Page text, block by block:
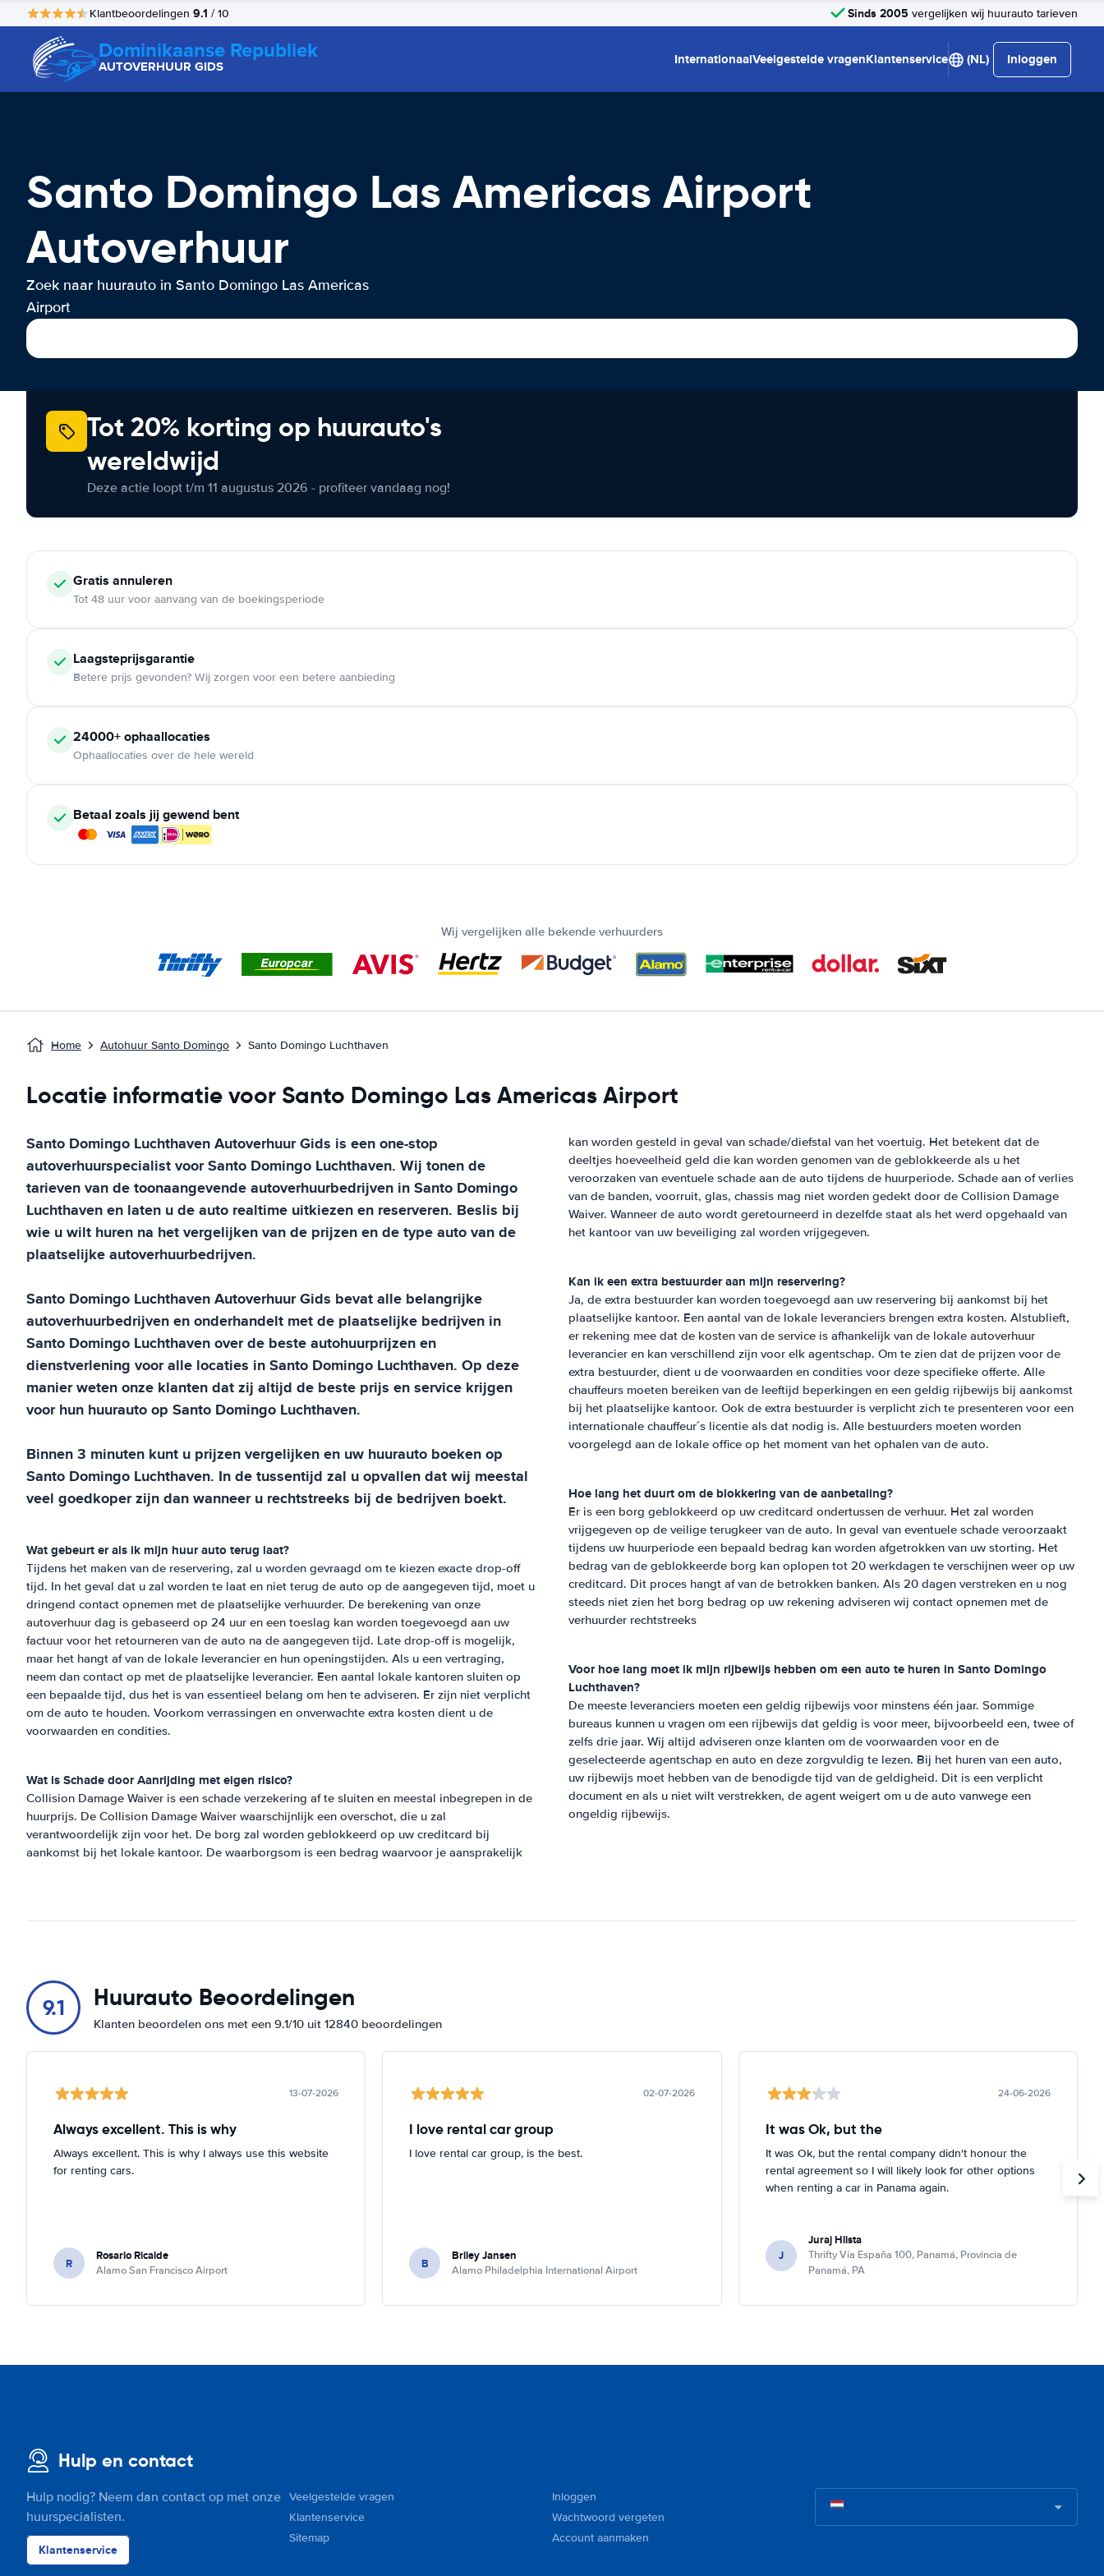
Klantbeoordelingen 9.1 / 10 Sinds 2005 vergelijken wij huurauto tarieven
Dominikaanse Republiek
AUTOVERHUUR GIDS InternationaalVeelgestelde vragenKlantenservice (NL) Inloggen
Santo Domingo Las Americas Airport
Autoverhuur
Zoek naar huurauto in Santo Domingo Las Americas
Airport
Tot 20% korting op huurauto's
wereldwijd
Deze actie loopt t/m 11 augustus 2026 - profiteer vandaag nog!
Gratis annuleren
Tot 48 uur voor aanvang van de boekingsperiode
Laagsteprijsgarantie
Betere prijs gevonden? Wij zorgen voor een betere aanbieding
24000+ ophaallocaties
Ophaallocaties over de hele wereld
Betaal zoals jij gewend bent
Wij vergelijken alle bekende verhuurders
Home Autohuur Santo Domingo Santo Domingo Luchthaven
Locatie informatie voor Santo Domingo Las Americas Airport
Santo Domingo LuchthavenAutoverhuur Gids is een one-stop
autoverhuurspecialist voorSanto Domingo Luchthaven. Wij tonen de
tarieven van de toonaangevende autoverhuurbedrijven inSanto Domingo
Luchthavenen laten u de auto realtime uitkiezen en reserveren. Beslis bij
wie u wilt huren na het vergelijken van de prijzen en de type auto van de
plaatselijke autoverhuurbedrijven.
Santo Domingo LuchthavenAutoverhuur Gids bevat alle belangrijke
autoverhuurbedrijven en onderhandelt met de plaatselijke bedrijven in
Santo Domingo Luchthavenover de beste autohuurprijzen en
dienstverlening voor alle locaties inSanto Domingo Luchthaven. Op deze
manier weten onze klanten dat zij altijd de beste prijs en service krijgen
voor hun huurauto op Santo Domingo Luchthaven.
Binnen 3 minuten kunt u prijzen vergelijken en uw huurauto boeken op
Santo Domingo Luchthaven. In de tussentijd zal u opvallen dat wij meestal
veel goedkoper zijn dan wanneer u rechtstreeks bij de bedrijven boekt.
Wat gebeurt er als ik mijn huur auto terug laat?
Tijdens het maken van de reservering, zal u worden gevraagd om te kiezen exacte drop-off
tijd. In het geval dat u zal worden te laat en niet terug de auto op de aangegeven tijd, moet u
dringend contact opnemen met de plaatselijke verhuurder. De berekening van onze
autoverhuur dag is gebaseerd op 24 uur en een toeslag kan worden toegevoegd aan uw
factuur voor het retourneren van de auto na de aangegeven tijd. Late drop-off is mogelijk,
maar het hangt af van de lokale leverancier en hun openingstijden. Als u een vertraging,
neem dan contact op met de plaatselijke leverancier. Een aantal lokale kantoren sluiten op
een bepaalde tijd, dus het is van essentieel belang om hen te adviseren. Er zijn niet verplicht
om de auto te houden. Voorkom verrassingen en onverwachte extra kosten dient u de
voorwaarden en condities.
Wat is Schade door Aanrijding met eigen risico?
Collision Damage Waiver is een schade verzekering af te sluiten en meestal inbegrepen in de
huurprijs. De Collision Damage Waiver waarschijnlijk een overschot, die u zal
verantwoordelijk zijn voor het. De borg zal worden geblokkeerd op uw creditcard bij
aankomst bij het lokale kantoor. De waarborgsom is een bedrag waarvoor je aansprakelijk
kan worden gesteld in geval van schade/diefstal van het voertuig. Het betekent dat de
deeltjes hoeveelheid geld die kan worden genomen van de geblokkeerde als u het
veroorzaken van eventuele schade aan de auto tijdens de huurperiode. Schade aan of verlies
van de banden, voorruit, glas, chassis mag niet worden gedekt door de Collision Damage
Waiver. Wanneer de auto wordt geretourneerd in dezelfde staat als het werd opgehaald van
het kantoor van uw beveiliging zal worden vrijgegeven.
Kan ik een extra bestuurder aan mijn reservering?
Ja, de extra bestuurder kan worden toegevoegd aan uw reservering bij aankomst bij het
plaatselijke kantoor. Een aantal van de lokale leveranciers brengen extra kosten. Alstublieft,
er rekening mee dat de kosten van de service is afhankelijk van de lokale autoverhuur
leverancier en kan verschillend zijn voor elk agentschap. Om te zien dat de prijzen voor de
extra bestuurder, dient u de voorwaarden en condities voor deze specifieke offerte. Alle
chauffeurs moeten bereiken van de leeftijd beperkingen en een geldig rijbewijs bij aankomst
bij het plaatselijke kantoor. Ook de extra bestuurder is verplicht zich te presenteren voor een
internationale chauffeur´s licentie als dat nodig is. Alle bestuurders moeten worden
voorgelegd aan de lokale office op het moment van het ophalen van de auto.
Hoe lang het duurt om de blokkering van de aanbetaling?
Er is een borg geblokkeerd op uw creditcard ondertussen de verhuur. Het zal worden
vrijgegeven op de veilige terugkeer van de auto. In geval van eventuele schade veroorzaakt
tijdens uw huurperiode een bepaald bedrag kan worden afgetrokken van uw storting. Het
bedrag van de geblokkeerde borg kan oplopen tot 20 werkdagen te verschijnen weer op uw
creditcard. Dit proces hangt af van de betrokken banken. Als 20 dagen verstreken en u nog
steeds niet zien het borg bedrag op uw rekening adviseren wij contact opnemen met de
verhuurder rechtstreeks
Voor hoe lang moet ik mijn rijbewijs hebben om een auto te huren in Santo Domingo
Luchthaven?
De meeste leveranciers moeten een geldig rijbewijs voor minstens één jaar. Sommige
bureaus kunnen u vragen om een rijbewijs dat geldig is voor meer, bijvoorbeeld een, twee of
zelfs drie jaar. Wij altijd adviseren onze klanten om de voorwaarden voor en de
geselecteerde agentschap en auto en deze zorgvuldig te lezen. Bij het huren van een auto,
uw rijbewijs moet hebben van de benodigde tijd van de geldigheid. Dit is een verplicht
document en als u niet wilt verstrekken, de agent weigert om u de auto vanwege een
ongeldig rijbewijs.
9.1 Huurauto Beoordelingen
Klanten beoordelen ons met een 9.1/10 uit 12840 beoordelingen
13-07-2026
Always excellent. This is why
Always excellent. This is why I always use this website
for renting cars.
R Rosario Ricalde
Alamo San Francisco Airport
02-07-2026
I love rental car group
I love rental car group, is the best.
B Briley Jansen
Alamo Philadelphia International Airport
24-06-2026
It was Ok, but the
It was Ok, but the rental company didn't honour the
rental agreement so I will likely look for other options
when renting a car in Panama again.
J
Juraj Hlista
Thrifty Vía España 100, Panamá, Provincia de
Panamá, PA
Hulp en contact
Hulp nodig? Neem dan contact op met onze
huurspecialisten.
Klantenservice
Veelgestelde vragen
Klantenservice
Sitemap
Inloggen
Wachtwoord vergeten
Account aanmaken